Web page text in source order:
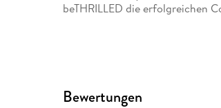
beTHRILLED die erfolgreichen
Bewertungen